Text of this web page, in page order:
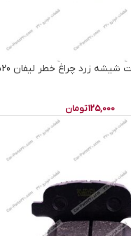
لامپ دو 2 کنتاکت شیشه
125,000تومان